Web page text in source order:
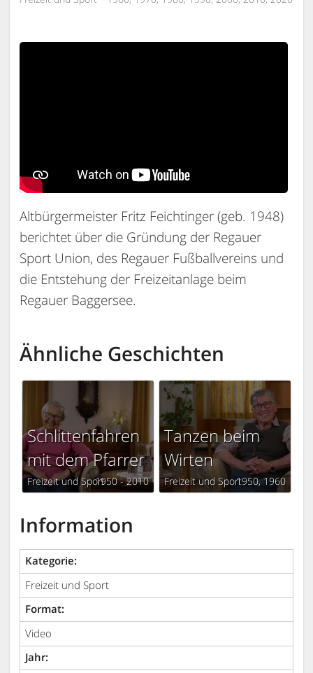
Altbürgermeister Fritz Feichtinger (geb. 1948)
berichtet über die Gründung der Regauer
Sport Union, des Regauer Fußballvereins und
die Entstehung der Freizeitanlage beim
Regauer Baggersee.
Ähnliche Geschichten
Schlittenfahren
mit dem Pfarrer
Freizeit und Sport1950 - 2010
Tanzen beim
Wirten
Freizeit und Sport1950 1960
Information
Kategorie:
Freizeit und Sport
Format:
Video
Jahr: